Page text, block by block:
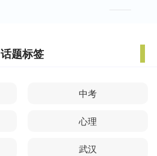
话题标签
中考
心理
武汉